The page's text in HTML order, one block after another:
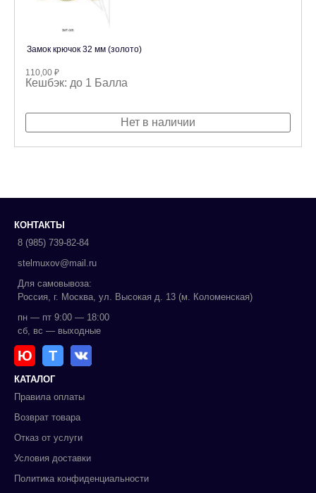
Замок крючок 32 мм (золото)
110,00 ₽
Кешбэк: до 1 Балла
Нет в наличии
КОНТАКТЫ
8 (985) 739-82-84
stelmuxov@mail.ru
Для самовывоза:
Россия, г. Москва, ул. Высокая д. 13 (м. Коломенская)
пн — пт 9:00 — 18:00
сб, вс — выходные
Ю Т
КАТАЛОГ
Правила оплаты
Возврат товара
Отказ от услуги
Условия доставки
Политика конфиденциальности